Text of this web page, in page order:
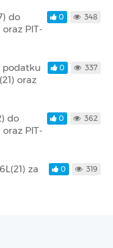
do
PIT-
0 348
podatku
oraz
0 337
do
PIT-
0 362
za
0 319